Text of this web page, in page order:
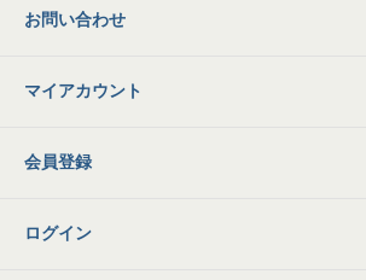
お問い合わせ
マイアカウント
会員登録
ログイン